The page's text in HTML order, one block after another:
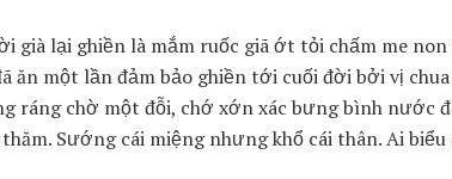
lại ghiền là mắm ruốc giã ớt tỏi chấm me non
ăn một lần đảm bảo ghiền tới cuối đời bởi vị
ráng chờ một đỗi, chớ xớn xác bưng bình nước
Sướng cái miệng nhưng khổ cái thân. Ai